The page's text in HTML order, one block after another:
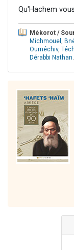
Qu'Hachem
Mékorot /
Michmouel ,
Ouméchiv,
Dérabbi Nathan.